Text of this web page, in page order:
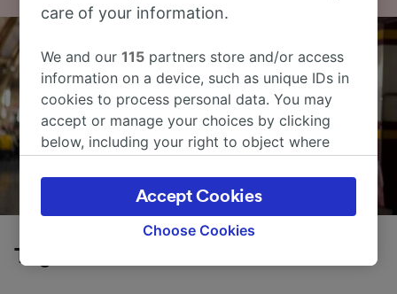
Tog fra Potsdam til Berlin
care of your information.
We and our115 partners store and/or access
information on a device, such as unique IDs in
cookies to process personal data. You may
accept or manage your choices by clicking
below, including your right to object where
the privacy policy page. These choices will be
signaled to our partners and will not affect
browsing data. Your data will not be used for
track you.
Choose Cookies
Accept Cookies